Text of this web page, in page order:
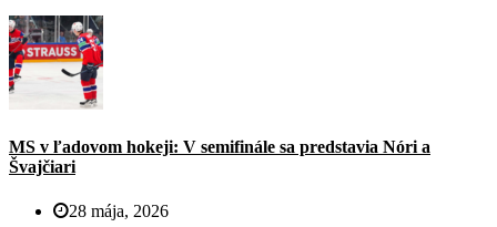
MS v ľadovom hokeji: V semifinále sa predstavia Nóri a
Švajčiari
28 mája, 2026